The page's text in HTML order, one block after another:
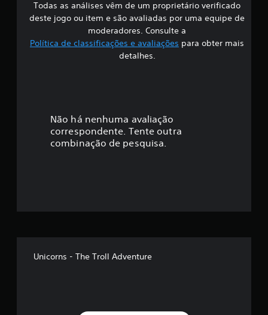
s
m
Todas as análises vêm de um proprietário verificado
deste jogo ou item e são avaliadas por uma equipe de
moderadores. Consulte a
Política de classificações e avaliações para obter mais
detalhes.
Não há nenhuma avaliação
correspondente. Tente outra
combinação de pesquisa.
Unicorns - The Troll Adventure